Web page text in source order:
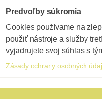
Predvoľby súkromia
Cookies používame na
použiť nástroje a služby
vyjadrujete svoj súhlas s
Zásady ochrany osobných